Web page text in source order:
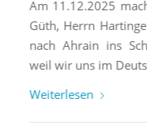
Am 11.12.2025
Güth, Herrn
nach Ahrain ins
weil wir uns im
Weiterlesen